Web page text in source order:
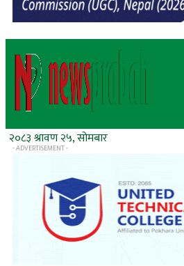
२०८३ श्रावण २५, सोमबार
- ADVERTISEMENT -